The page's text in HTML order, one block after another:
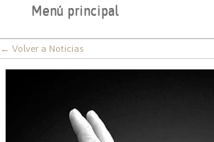
Menú principal
← Volver a Noticias